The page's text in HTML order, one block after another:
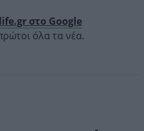
στο Google
όλα τα νέα.